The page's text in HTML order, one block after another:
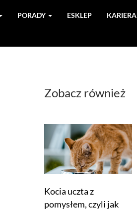
PORADY ESKLEP KARIERA
Zobacz również
Kocia uczta z
pomysłem, czyli jak